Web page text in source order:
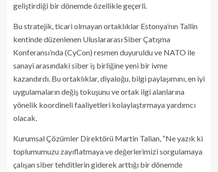
geliştirdiği bir dönemde özellikle geçerli.
Bu stratejik, ticari olmayan ortaklıklar Estonya’nın Tallin
kentinde düzenlenen Uluslararası Siber Çatışma
Konferansı’nda (CyCon) resmen duyuruldu ve NATO ile
sanayi arasındaki siber iş birliğine yeni bir ivme
kazandırdı. Bu ortaklıklar, diyaloğu, bilgi paylaşımını, en iyi
uygulamaların değiş tokuşunu ve ortak ilgi alanlarına
yönelik koordineli faaliyetleri kolaylaştırmaya yardımcı
olacak.
Kurumsal Çözümler Direktörü Martin Talian, “Ne yazık ki
toplumumuzu zayıflatmaya ve değerlerimizi sorgulamaya
çalışan siber tehditlerin giderek arttığı bir dönemde